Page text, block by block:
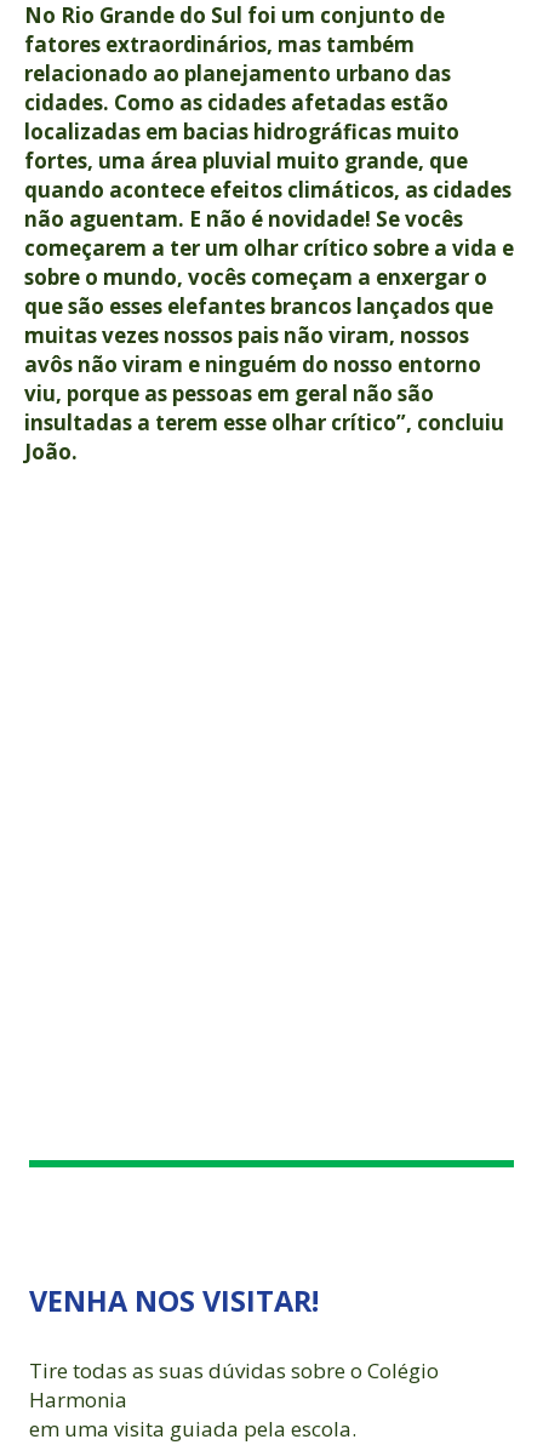
No Rio Grande do Sul foi um conjunto de
fatores extraordinários, mas também
relacionado ao planejamento urbano das
cidades. Como as cidades afetadas estão
localizadas em bacias hidrográficas muito
fortes, uma área pluvial muito grande, que
quando acontece efeitos climáticos, as cidades
não aguentam. E não é novidade! Se vocês
começarem a ter um olhar crítico sobre a vida e
sobre o mundo, vocês começam a enxergar o
que são esses elefantes brancos lançados que
muitas vezes nossos pais não viram, nossos
avôs não viram e ninguém do nosso entorno
viu, porque as pessoas em geral não são
insultadas a terem esse olhar crítico”, concluiu
João.
VENHA NOS VISITAR!
Tire todas as suas dúvidas sobre o Colégio
Harmonia
em uma visita guiada pela escola.